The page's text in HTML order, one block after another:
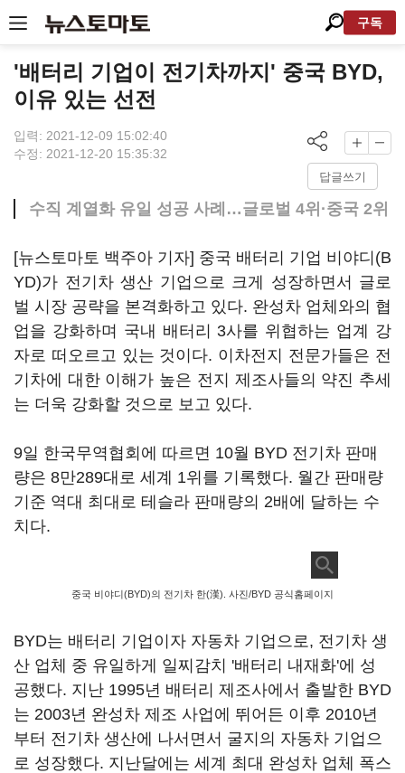
구독
'배터리 기업이 전기차까지' 중국 BYD,
이유 있는 선전
입력: 2021-12-09 15:02:40
수정: 2021-12-20 15:35:32
답글쓰기
수직 계열화 유일 성공 사례…글로벌 4위·중국 2위
[뉴스토마토 백주아 기자] 중국 배터리 기업 비야디(B
YD)가 전기차 생산 기업으로 크게 성장하면서 글로
벌 시장 공략을 본격화하고 있다. 완성차 업체와의 협
업을 강화하며 국내 배터리 3사를 위협하는 업계 강
자로 떠오르고 있는 것이다. 이차전지 전문가들은 전
기차에 대한 이해가 높은 전지 제조사들의 약진 추세
는 더욱 강화할 것으로 보고 있다.
9일 한국무역협회에 따르면 10월 BYD 전기차 판매
량은 8만289대로 세계 1위를 기록했다. 월간 판매량
기준 역대 최대로 테슬라 판매량의 2배에 달하는 수
치다.
중국 비야디(BYD)의 전기차 한(漢). 사진/BYD 공식홈페이지
BYD는 배터리 기업이자 자동차 기업으로, 전기차 생
산 업체 중 유일하게 일찌감치 '배터리 내재화'에 성
공했다. 지난 1995년 배터리 제조사에서 출발한 BYD
는 2003년 완성차 제조 사업에 뛰어든 이후 2010년
부터 전기차 생산에 나서면서 굴지의 자동차 기업으
로 성장했다. 지난달에는 세계 최대 완성차 업체 폭스